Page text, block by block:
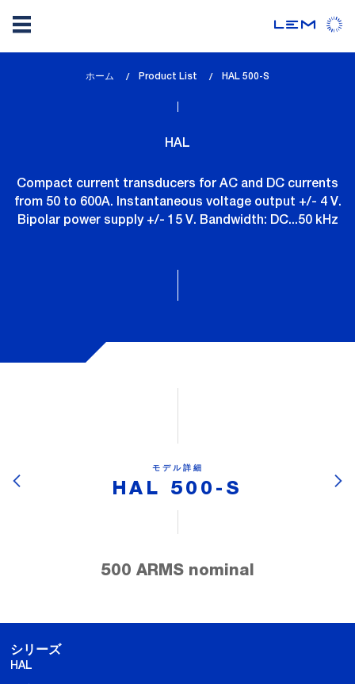
ホーム Product List
lem_current_page
HAL 500-S
HAL
Compact current transducers for AC and DC currents
from 50 to 600A. Instantaneous voltage output +/- 4 V.
Bipolar power supply +/- 15 V. Bandwidth: DC...50 kHz
モデル詳細
HAL 500-S
500 ARMS nominal
シリーズ
HAL